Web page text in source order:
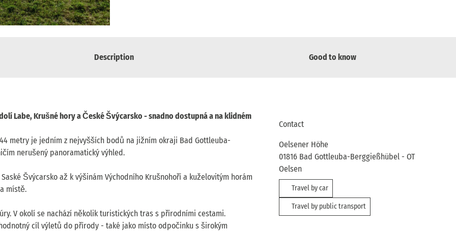
Description Good to know
Labe, Krušné hory a České Švýcarsko - snadno dostupná a na klidném
metry je jedním z nejvyšších bodů na jižním okraji Bad Gottleuba-
nerušený panoramatický výhled.
Švýcarsko až k výšinám Východního Krušnohoří a kuželovitým horám
místě.
V okolí se nachází několik turistických tras s přírodními cestami.
cíl výletů do přírody - také jako místo odpočinku s širokým
Contact
Oelsener Höhe
01816 Bad Gottleuba-Berggießhübel - OT
Oelsen
Travel by car
Travel by public transport